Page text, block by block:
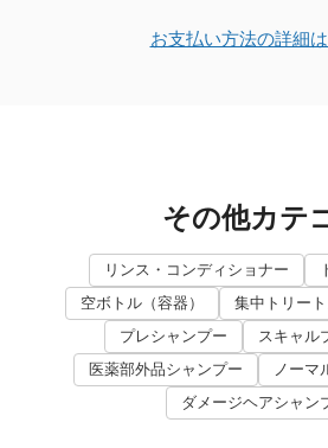
お支払い方法の詳細
その他カテ
リンス・コンディショナー
空ボトル（容器）
集中トリート
プレシャンプー
スキャル
医薬部外品シャンプー
ノーマ
ダメージヘアシャン